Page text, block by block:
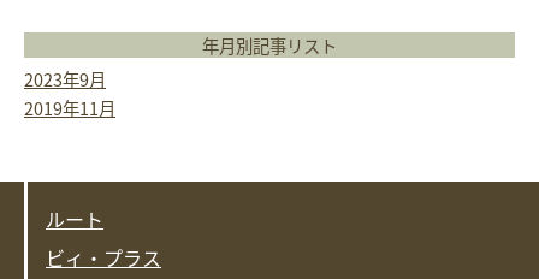
年月別記事リスト
2023年9月
2019年11月
ルート
ビィ・プラス